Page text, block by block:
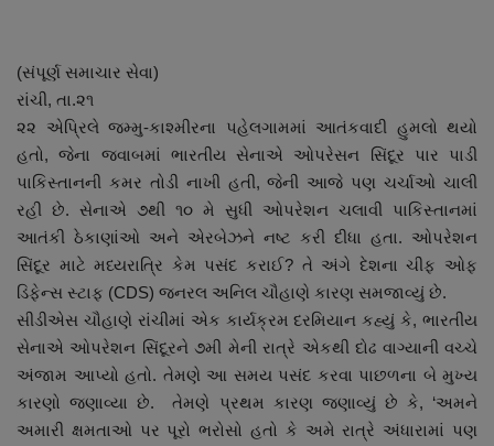
Contact
Dipotsav Special
આંતરરાષ્ટ્રીય
રાષ્ટ્રીય
ગુજરાત
જુનાગઢ
Support US
(સંપૂર્ણ સમાચાર સેવા)
રાંચી, તા.૨૧
૨૨ એપ્રિલે જમ્મુ-કાશ્મીરના પહેલગામમાં આતંકવાદી હુમલો થયો
હતો, જેના જવાબમાં ભારતીય સેનાએ ઓપરેસન સિંદૂર પાર પાડી
પાકિસ્તાનની કમર તોડી નાખી હતી, જેની આજે પણ ચર્ચાઓ ચાલી
રહી છે. સેનાએ ૭થી ૧૦ મે સુધી ઓપરેશન ચલાવી પાકિસ્તાનમાં
આતંકી ઠેકાણાંઓ અને એરબેઝને નષ્ટ કરી દીધા હતા. ઓપરેશન
સિંદૂર માટે મધ્યરાત્રિ કેમ પસંદ કરાઈ? તે અંગે દેશના ચીફ ઓફ
ડિફેન્સ સ્ટાફ (CDS) જનરલ અનિલ ચૌહાણે કારણ સમજાવ્યું છે.
સીડીએસ ચૌહાણે રાંચીમાં એક કાર્યક્રમ દરમિયાન કહ્યું કે, ભારતીય
સેનાએ ઓપરેશન સિંદૂરને ૭મી મેની રાત્રે એકથી દોઢ વાગ્યાની વચ્ચે
અંજામ આપ્યો હતો. તેમણે આ સમય પસંદ કરવા પાછળના બે મુખ્ય
કારણો જણાવ્યા છે. તેમણે પ્રથમ કારણ જણાવ્યું છે કે, ‘અમને
અમારી ક્ષમતાઓ પર પૂરો ભરોસો હતો કે અમે રાત્રે અંધારામાં પણ